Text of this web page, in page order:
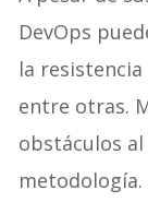
DevOps
la
entre otras.
obstáculos
metodología.